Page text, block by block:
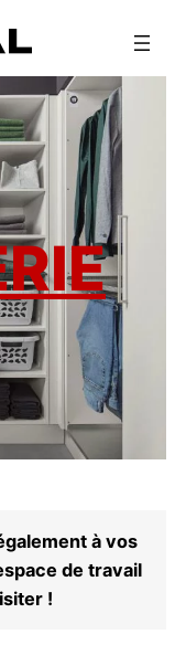
à vos
de travail
!